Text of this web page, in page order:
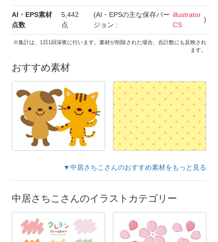
AI・EPS素材
点数
5,442
点
(AI・EPSの主な保存バー
ジョン :
illustrator
CS
)
※集計は、1日1回深夜に行います。素材が削除された場合、合計数にも反映され
ます。
おすすめ素材
▼中居さちこさんのおすすめ素材をもっと見る
中居さちこさんのイラストカテゴリー